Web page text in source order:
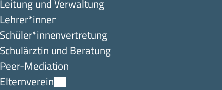
Leitung und Verwaltung
Lehrer*innen
Schüler*innen­ver­tretung
Schulärztin und Beratung
Peer-Mediation
Elternverein